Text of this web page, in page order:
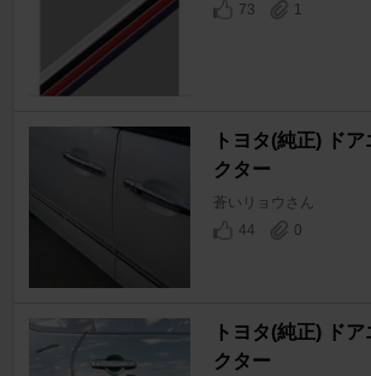
73
1
トヨタ(純正) ド
クター
蒼いリョウさん
44
0
トヨタ(純正) ド
クター